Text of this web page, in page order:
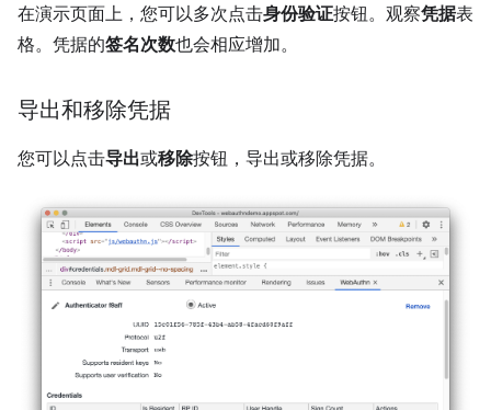
在演示页面上，您可以多次点击身份验证按钮。观察凭据表
格。凭据的签名次数也会相应增加。
导出和移除凭据
您可以点击导出或移除按钮，导出或移除凭据。